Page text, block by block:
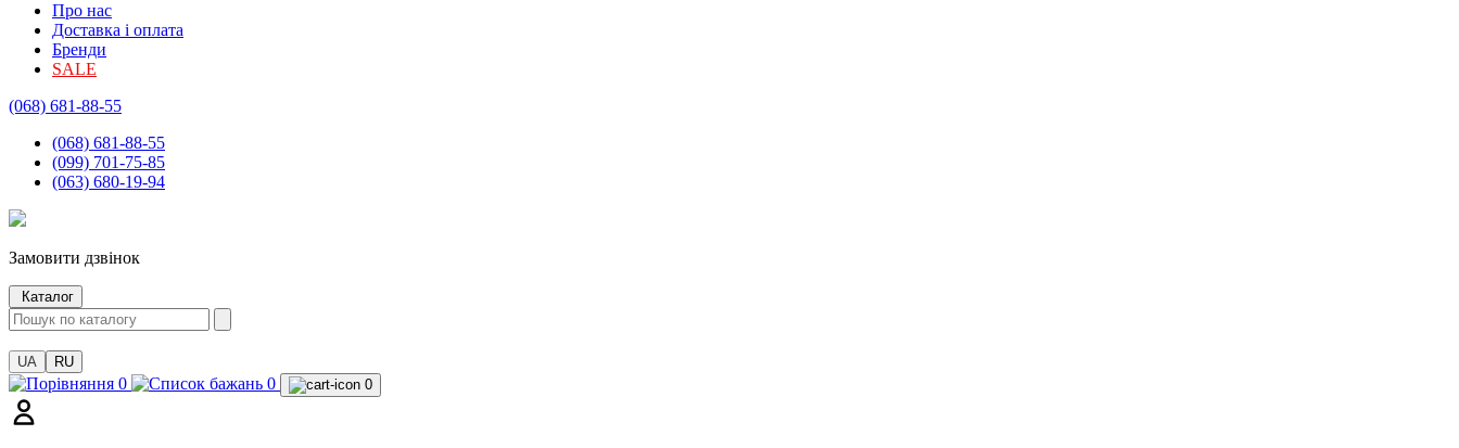
Про нас
Доставка і оплата
Бренди
SALE
(068) 681-88-55
(068) 681-88-55
(099) 701-75-85
(063) 680-19-94
Замовити дзвінок
Каталог
UA RU
0 0 0